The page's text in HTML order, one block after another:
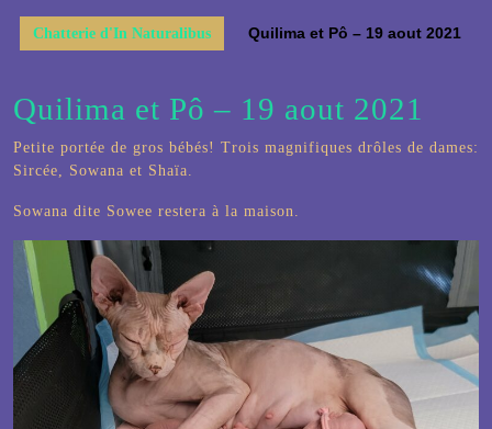
Chatterie d'In Naturalibus Quilima et Pô – 19 aout 2021
Quilima et Pô – 19 aout 2021
Petite portée de gros bébés! Trois magnifiques drôles de dames:
Sircée, Sowana et Shaïa.
Sowana dite Sowee restera à la maison.